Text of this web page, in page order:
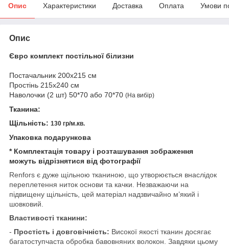
Опис Характеристики Доставка Оплата Умови
Опис
Євро комплект постільної білизни
Постачальник 200x215 см
Простінь 215x240 см
Наволочки (2 шт) 50*70 або 70*70 (На вибір)
Тканина:
Щільність: 130 гр/м.кв.
Упаковка подарункова
* Комплектація товару і розташування зображення
можуть відрізнятися від фотографії
Renfors є дуже щільною тканиною, що утворюється внаслідок
переплетення ниток основи та качки. Незважаючи на
підвищену щільність, цей матеріал надзвичайно м’який і
шовковий.
Властивості тканини:
- Простість і довговічність: Високої якості тканин досягає
багатоступчаста обробка бавовняних волокон. Завдяки цьому